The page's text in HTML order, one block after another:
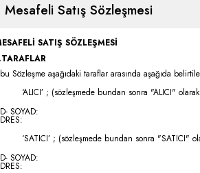
Mesafeli Satış Sözleşmesi
SATIŞ SÖZLEŞMESİ
Sözleşme aşağıdaki taraflar arasında aşağıda
‘ALICI’ ; (sözleşmede bundan sonra "ALICI" olarak
SOYAD:
‘SATICI’ ; (sözleşmede bundan sonra "SATICI"
SOYAD: